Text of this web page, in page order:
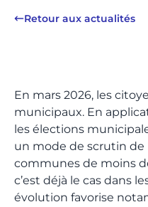
Retour aux actualités
En mars 2026, les
municipaux. En
les élections
un mode de scrutin de
communes de moins
c’est déjà le cas dans
évolution favorise